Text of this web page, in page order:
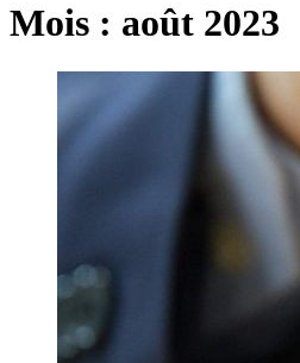
Mois : août 2023